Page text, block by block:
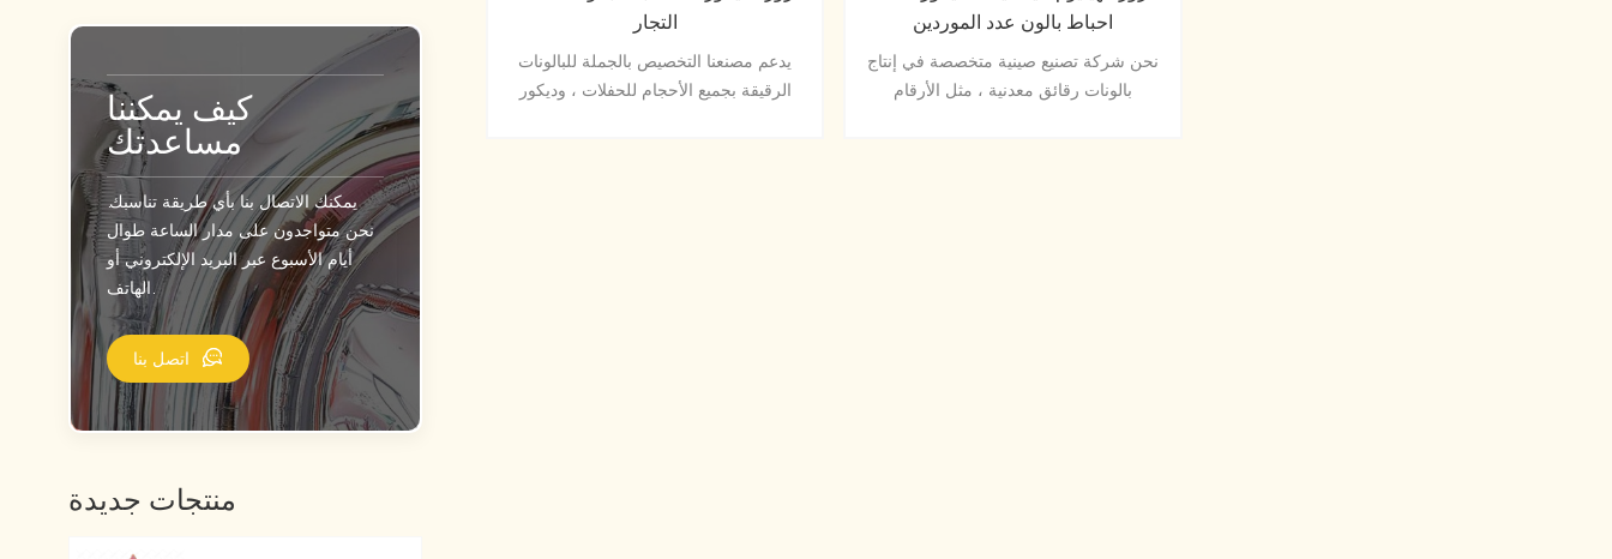
التجار
يدعم مصنعنا التخصيص بالجملة للبالونات
الرقيقة بجميع الأحجام للحفلات ، وديكور
احباط بالون عدد الموردين
نحن شركة تصنيع صينية متخصصة في إنتاج
بالونات رقائق معدنية ، مثل الأرقام
كيف يمكننا
مساعدتك
يمكنك الاتصال بنا بأي طريقة تناسبك.
نحن متواجدون على مدار الساعة طوال
أيام الأسبوع عبر البريد الإلكتروني أو
الهاتف.
اتصل بنا
منتجات جديدة